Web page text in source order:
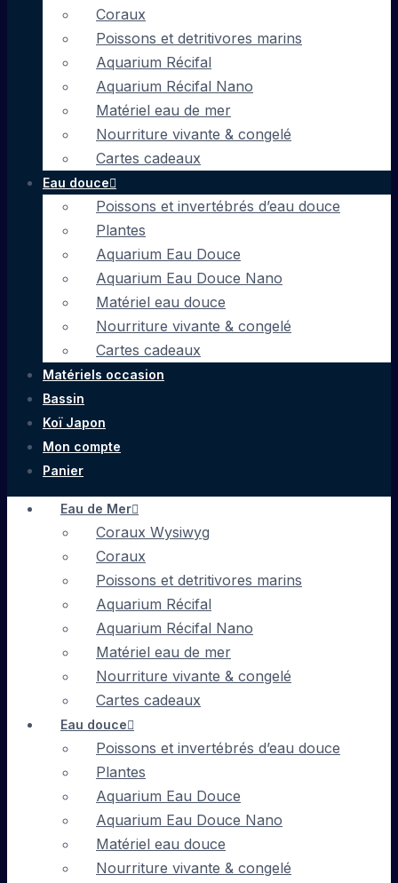
Coraux
Poissons et detritivores marins
Aquarium Récifal
Aquarium Récifal Nano
Matériel eau de mer
Nourriture vivante & congelé
Cartes cadeaux
Eau douce
Poissons et invertébrés d’eau douce
Plantes
Aquarium Eau Douce
Aquarium Eau Douce Nano
Matériel eau douce
Nourriture vivante & congelé
Cartes cadeaux
Matériels occasion
Bassin
Koï Japon
Mon compte
Panier
Eau de Mer
Coraux Wysiwyg
Coraux
Poissons et detritivores marins
Aquarium Récifal
Aquarium Récifal Nano
Matériel eau de mer
Nourriture vivante & congelé
Cartes cadeaux
Eau douce
Poissons et invertébrés d’eau douce
Plantes
Aquarium Eau Douce
Aquarium Eau Douce Nano
Matériel eau douce
Nourriture vivante & congelé